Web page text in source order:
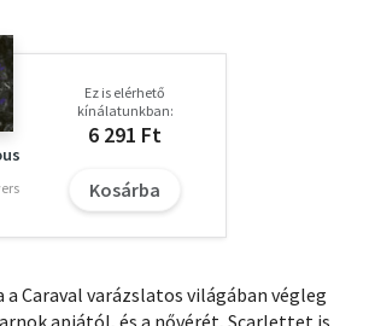
Ez is elérhető
kínálatunkban:
6 291 Ft
Kosárba
Caraval varázslatos világában végleg
apjától, és a nővérét, Scarlettet is